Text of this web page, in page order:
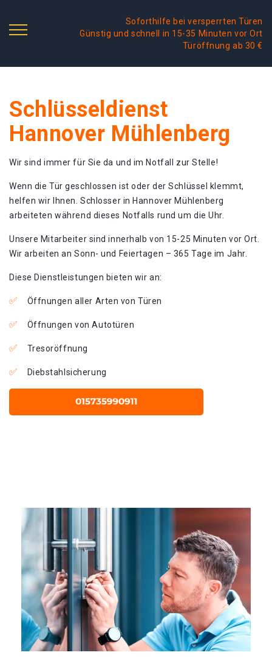
Soforthilfe bei versperrten Türen
Günstig und schnell in 15-35 Minuten vor Ort
Türöffnung ab 30 €
Schlüsseldienst
Hannover Mühlenberg
Wir sind immer für Sie da und im Notfall zur Stelle!
Wenn die Tür geschlossen ist oder der Schlüssel klemmt,
helfen wir Ihnen. Schlosser in Hannover Mühlenberg
arbeiteten während dieses Notfalls rund um die Uhr.
Unsere Mitarbeiter sind innerhalb von 15-25 Minuten vor Ort.
Wir arbeiten an Sonn- und Feiertagen – 365 Tage im Jahr.
Diese Dienstleistungen bieten wir an:
Öffnungen aller Arten von Türen
Öffnungen von Autotüren
Tresoröffnung
Diebstahlsicherung